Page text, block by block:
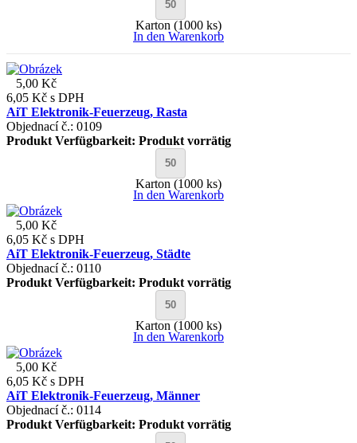
Karton (1000 ks)
In den Warenkorb
5,00 Kč
6,05 Kč s DPH
AiT Elektronik-Feuerzeug, Rasta
Objednací č.: 0109
Produkt Verfügbarkeit: Produkt vorrätig
Karton (1000 ks)
In den Warenkorb
5,00 Kč
6,05 Kč s DPH
AiT Elektronik-Feuerzeug, Städte
Objednací č.: 0110
Produkt Verfügbarkeit: Produkt vorrätig
Karton (1000 ks)
In den Warenkorb
5,00 Kč
6,05 Kč s DPH
AiT Elektronik-Feuerzeug, Männer
Objednací č.: 0114
Produkt Verfügbarkeit: Produkt vorrätig